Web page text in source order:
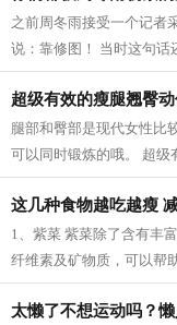
之前周冬雨接受一个记者
说：靠修图！ 当时这句话
直，然而，看了一些没有
超级有效的瘦腿翘臀
腿部和臀部是现代女性比
可以同时锻炼的哦。 超级
瘦出性感美腿，同时还塑
这几种食物越吃越瘦
1、紫菜 紫菜除了含有丰
纤维素及矿物质，可以帮
之效。 2、芝麻 芝麻它的
太懒了不想运动吗？懒